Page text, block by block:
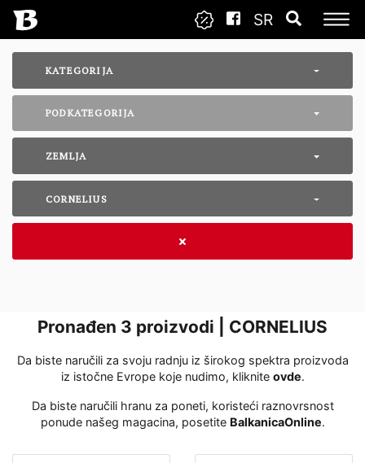
SR
KATEGORIJA
PODKATEGORIJA
ZEMLJA
CORNELIUS
Pronađen 3 proizvodi | CORNELIUS
Da biste naručili za svoju radnju iz širokog spektra proizvoda
iz istočne Evrope koje nudimo, kliknite ovde․
Da biste naručili hranu za poneti, koristeći raznovrsnost
ponude našeg magacina, posetite BalkanicaOnline․